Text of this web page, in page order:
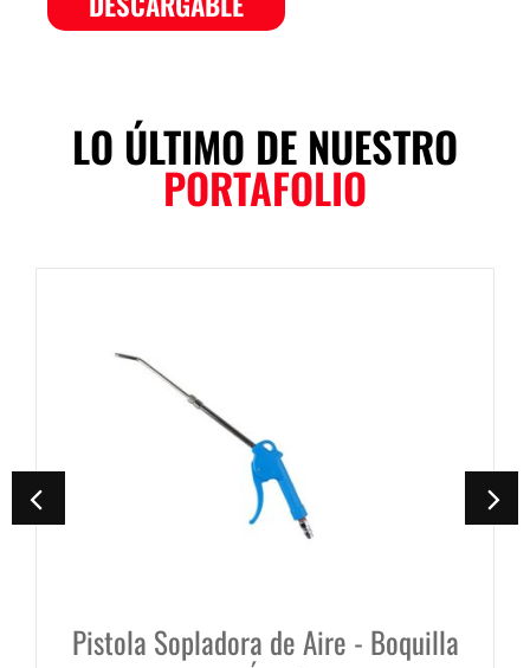
LO ÚLTIMO DE NUESTRO
PORTAFOLIO
Sopladora de Aire - Boquilla
Pistola